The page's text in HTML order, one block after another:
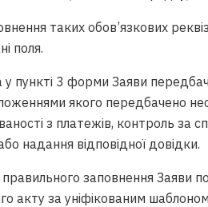
таких обов’язкових
поля.
пункті 3 форми Заяви
якого передбачено
з платежів, контроль за
надання відповідної довідки.
заповнення Заяви
акту за уніфікованим